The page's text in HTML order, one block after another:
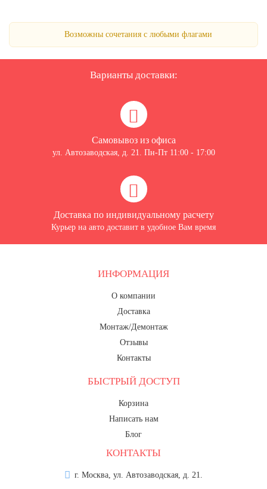
Возможны сочетания с любыми флагами
Варианты доставки:
Самовывоз из офиса
ул. Автозаводская, д. 21. Пн-Пт 11:00 - 17:00
Доставка по индивидуальному расчету
Курьер на авто доставит в удобное Вам время
ИНФОРМАЦИЯ
О компании
Доставка
Монтаж/Демонтаж
Отзывы
Контакты
БЫСТРЫЙ ДОСТУП
Корзина
Написать нам
Блог
КОНТАКТЫ
г. Москва, ул. Автозаводская, д. 21.